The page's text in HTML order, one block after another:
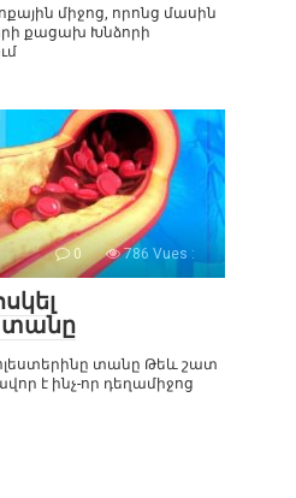
միջոց, որոնց մասին
քացախ Խնձորի
0 786 Vues :
տանը
տանը Թեև շատ
է ինչ-որ դեղամիջոց